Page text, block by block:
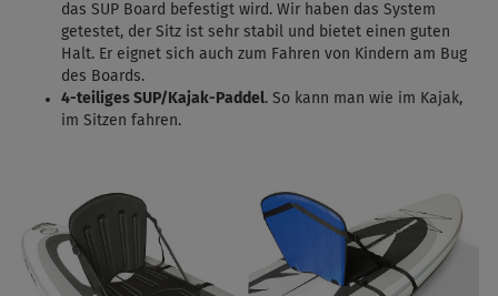
das SUP Board befestigt wird. Wir haben das System
getestet, der Sitz ist sehr stabil und bietet einen guten
Halt. Er eignet sich auch zum Fahren von Kindern am Bug
des Boards.
4-teiliges SUP/Kajak-Paddel. So kann man wie im Kajak,
im Sitzen fahren.